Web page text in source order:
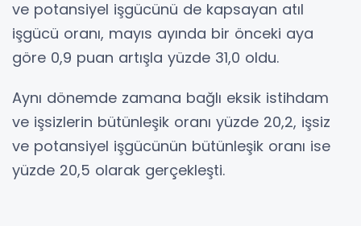
ve potansiyel işgücünü de kapsayan atıl
işgücü oranı, mayıs ayında bir önceki aya
göre 0,9 puan artışla yüzde 31,0 oldu.
Aynı dönemde zamana bağlı eksik istihdam
ve işsizlerin bütünleşik oranı yüzde 20,2, işsiz
ve potansiyel işgücünün bütünleşik oranı ise
yüzde 20,5 olarak gerçekleşti.